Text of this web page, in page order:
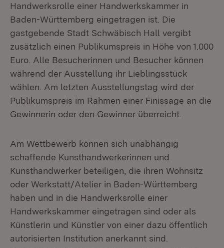
Handwerksrolle einer Handwerkskammer in
Baden-Württemberg eingetragen ist. Die
gastgebende Stadt Schwäbisch Hall vergibt
zusätzlich einen Publikumspreis in Höhe von 1.000
Euro. Alle Besucherinnen und Besucher können
während der Ausstellung ihr Lieblingsstück
wählen. Am letzten Ausstellungstag wird der
Publikumspreis im Rahmen einer Finissage an die
Gewinnerin oder den Gewinner überreicht.
Am Wettbewerb können sich unabhängig
schaffende Kunsthandwerkerinnen und
Kunsthandwerker beteiligen, die ihren Wohnsitz
oder Werkstatt/Atelier in Baden-Württemberg
haben und in die Handwerksrolle einer
Handwerkskammer eingetragen sind oder als
Künstlerin und Künstler von einer dazu öffentlich
autorisierten Institution anerkannt sind.